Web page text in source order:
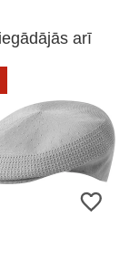
arī